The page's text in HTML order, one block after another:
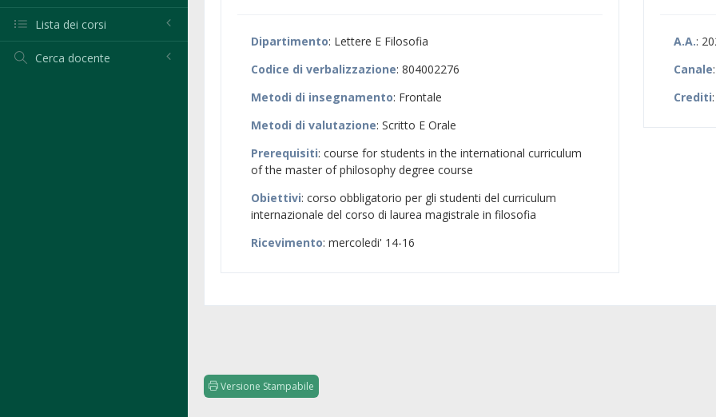
Lista dei corsi
Cerca docente
Dipartimento: Lettere E Filosofia
Codice di verbalizzazione: 804002276
Metodi di insegnamento: Frontale
Metodi di valutazione: Scritto E Orale
Prerequisiti: course for students in the international curriculum
of the master of philosophy degree course
Obiettivi: corso obbligatorio per gli studenti del curriculum
internazionale del corso di laurea magistrale in filosofia
Ricevimento: mercoledi' 14-16
A.A.:
Canale
Crediti
Versione Stampabile